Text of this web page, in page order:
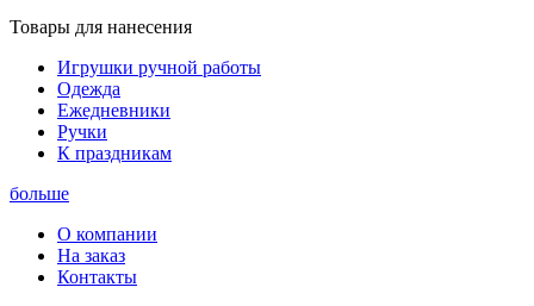
Товары для нанесения
Игрушки ручной работы
Одежда
Ежедневники
Ручки
К праздникам
больше
О компании
На заказ
Контакты